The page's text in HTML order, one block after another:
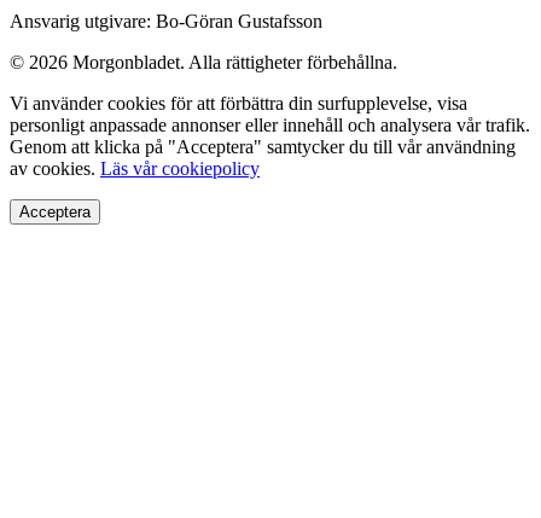
Ansvarig utgivare: Bo-Göran Gustafsson
© 2026 Morgonbladet. Alla rättigheter förbehållna.
Vi använder cookies för att förbättra din surfupplevelse, visa
personligt anpassade annonser eller innehåll och analysera vår trafik.
Genom att klicka på "Acceptera" samtycker du till vår användning
av cookies. Läs vår cookiepolicy
Acceptera